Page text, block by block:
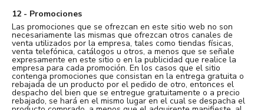
12 - Promociones
Las promociones que se ofrezcan en este sitio web no son
necesariamente las mismas que ofrezcan otros canales de
venta utilizados por la empresa, tales como tiendas físicas,
venta telefónica, catálogos u otros, a menos que se señale
expresamente en este sitio o en la publicidad que realice la
empresa para cada promoción. En los casos que el sitio
contenga promociones que consistan en la entrega gratuita o
rebajada de un producto por el pedido de otro, entonces el
despacho del bien que se entregue gratuitamente o a precio
rebajado, se hará en el mismo lugar en el cual se despacha el